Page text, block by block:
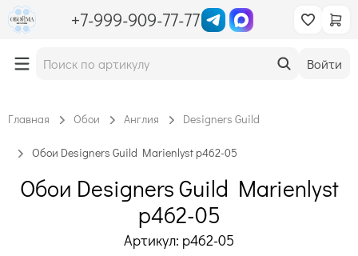
+7-999-909-77-77
Войти
Главная Обои Англия Designers Guild
Обои Designers Guild Marienlyst p462-05
Обои Designers Guild Marienlyst
p462-05
Артикул: p462-05